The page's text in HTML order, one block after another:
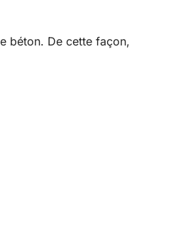
béton. De cette façon,